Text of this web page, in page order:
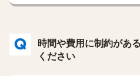
時間や費用に制約があ
ください